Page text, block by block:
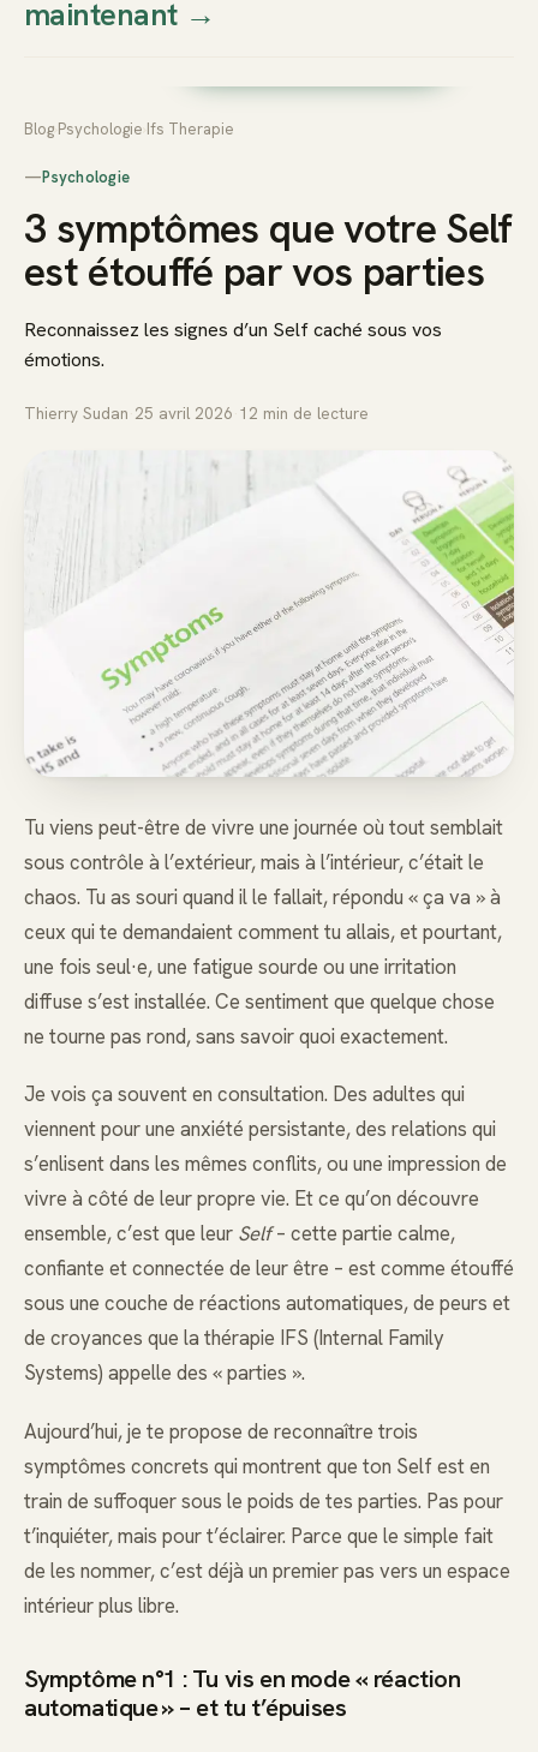
Thierry
Prendre rendez-vous dès
maintenant→
Blog Psychologie Ifs Therapie
—Psychologie
3 symptômes que votre Self
est étouffé par vos parties
Reconnaissez les signes d’un Self caché sous vos
émotions.
Thierry Sudan 25 avril 2026 12 min de lecture
Tu viens peut-être de vivre une journée où tout semblait
sous contrôle à l’extérieur, mais à l’intérieur, c’était le
chaos. Tu as souri quand il le fallait, répondu « ça va » à
ceux qui te demandaient comment tu allais, et pourtant,
une fois seul·e, une fatigue sourde ou une irritation
diffuse s’est installée. Ce sentiment que quelque chose
ne tourne pas rond, sans savoir quoi exactement.
Je vois ça souvent en consultation. Des adultes qui
viennent pour une anxiété persistante, des relations qui
s’enlisent dans les mêmes conflits, ou une impression de
vivre à côté de leur propre vie. Et ce qu’on découvre
ensemble, c’est que leur Self– cette partie calme,
confiante et connectée de leur être – est comme étouffé
sous une couche de réactions automatiques, de peurs et
de croyances que la thérapie IFS (Internal Family
Systems) appelle des « parties ».
Aujourd’hui, je te propose de reconnaître trois
symptômes concrets qui montrent que ton Self est en
train de suffoquer sous le poids de tes parties. Pas pour
t’inquiéter, mais pour t’éclairer. Parce que le simple fait
de les nommer, c’est déjà un premier pas vers un espace
intérieur plus libre.
Symptôme n°1 : Tu vis en mode « réaction
automatique » – et tu t’épuises